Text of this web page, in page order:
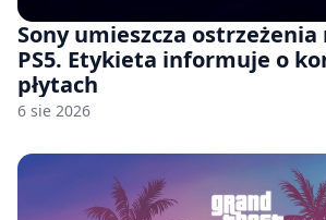
Sony umieszcza ostrzeżenia
PS5. Etykieta informuje o
płytach
6 sie 2026